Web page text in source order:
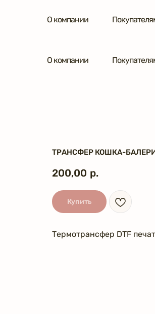
О компании
О компании
ТРАНСФЕР КОШКА-
200,00 р.
Купить
Термотрансфер DTF